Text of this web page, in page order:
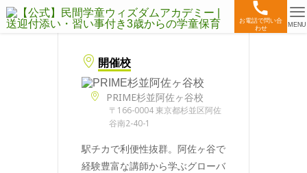
お電話で問い合
わせ
MENU
開催校
PRIME杉並阿佐ヶ谷校
〒166-0004 東京都杉並区阿佐
谷南2-40-1
駅チカで利便性抜群。阿佐ヶ谷で
経験豊富な講師から学ぶグローバ